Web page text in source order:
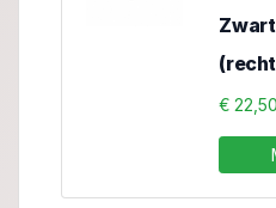
€ 22,50